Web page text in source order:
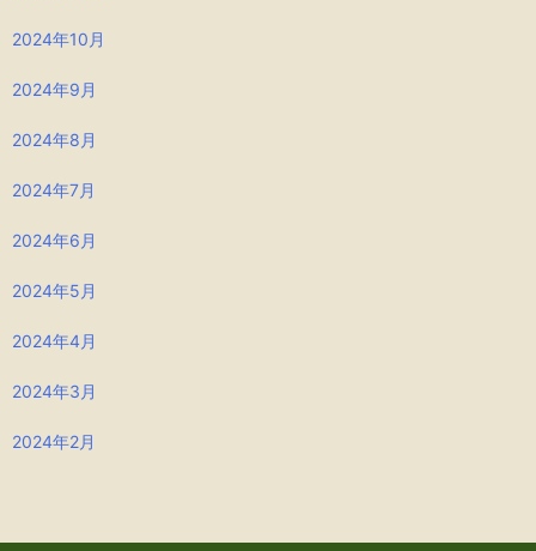
2024年10月
2024年9月
2024年8月
2024年7月
2024年6月
2024年5月
2024年4月
2024年3月
2024年2月